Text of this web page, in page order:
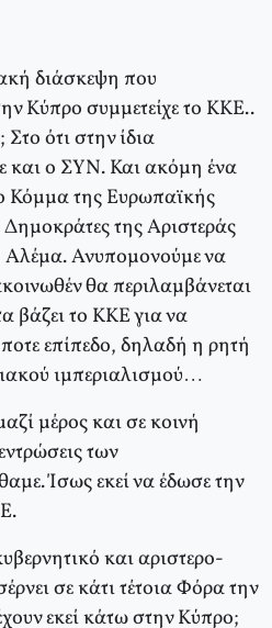
διάσκεψη που
Κύπρο συμμετείχε το ΚΚΕ..
ότι στην ίδια
και ο ΣΥΝ. Και ακόμη ένα
Κόμμα της Ευρωπαϊκής
της Αριστεράς
Αλέμα. Ανυπομονούμε να
θα περιλαμβάνεται
βάζει το ΚΚΕ για να
επίπεδο, δηλαδή η ρητή
ιμπεριαλισμού…
μέρος και σε κοινή
των
Ίσως εκεί να έδωσε την
και αριστερο-
σε κάτι τέτοια Φόρα την
εκεί κάτω στην Κύπρο;